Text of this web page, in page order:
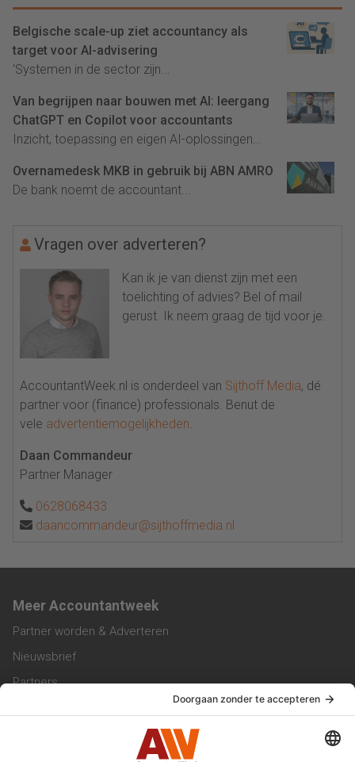
Belgische scale-up ziet accountancy als
target voor AI-advisering
'Systemen in de sector zijn...
Van begrijpen naar bouwen met AI: leergang
ChatGPT en Copilot voor accountants
Inzicht, toepassing en eigen AI-oplossingen...
Overnamedesk MKB in gebruik bij ABN AMRO
De bank noemt de accountant...
Vragen over adverteren?
Kan ik je van dienst zijn met een
toelichting of advies? Bel of mail
gerust. Ik neem graag de tijd voor je.
AccountantWeek.nl is onderdeel van Sijthoff Media, dé
partner voor (finance) professionals. Benut de
vele advertentiemogelijkheden.
Daan Commandeur
Partner Manager
0628068433
daancommandeur@sijthoffmedia.nl
Meer Accountantweek
Partner worden & Adverteren
Nieuwsbrief
Partners